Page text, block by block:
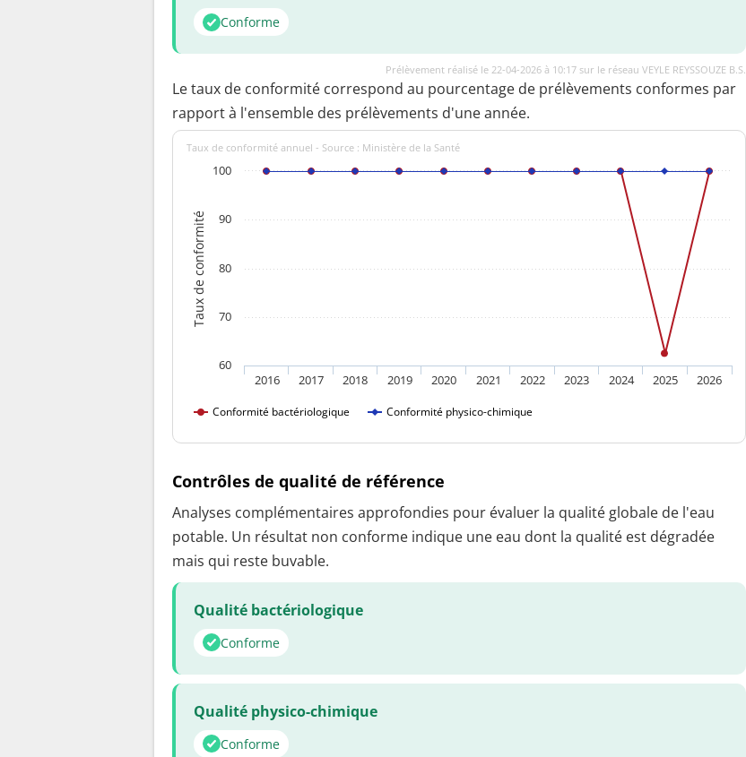
Conforme
Prélèvement réalisé le 22-04-2026 à 10:17 sur le réseau VEYLE REYSSOUZE B.S.
Le taux de conformité correspond au pourcentage de prélèvements conformes par
rapport à l'ensemble des prélèvements d'une année.
Taux de conformité
Taux de conformité annuel - Source : Ministère de la Santé
Conformité bactériologique Conformité physico-chimique
2016 2017 2018 2019 2020 2021 2022 2023 2024 2025 2026
60
70
80
90
100
Contrôles de qualité de référence
Analyses complémentaires approfondies pour évaluer la qualité globale de l'eau
potable. Un résultat non conforme indique une eau dont la qualité est dégradée
mais qui reste buvable.
Qualité bactériologique
Conforme
Qualité physico-chimique
Conforme